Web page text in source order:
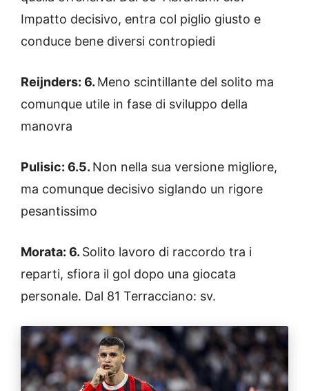
Impatto decisivo, entra col piglio giusto e
conduce bene diversi contropiedi
Reijnders: 6. Meno scintillante del solito ma
comunque utile in fase di sviluppo della
manovra
Pulisic: 6.5. Non nella sua versione migliore,
ma comunque decisivo siglando un rigore
pesantissimo
Morata: 6. Solito lavoro di raccordo tra i
reparti, sfiora il gol dopo una giocata
personale. Dal 81 Terracciano: sv.